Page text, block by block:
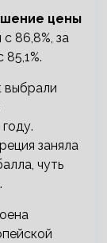
цены
86,8%, за
выбрали
заняла
чуть